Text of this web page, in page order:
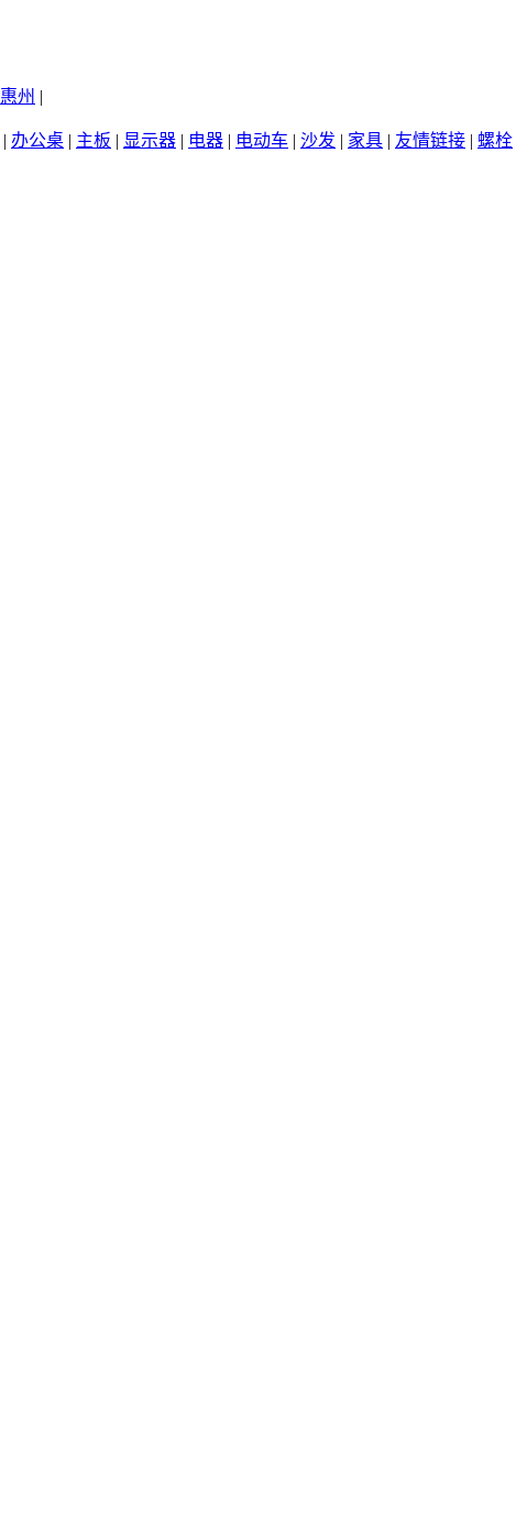
惠州 |
| 办公桌 | 主板 | 显示器 | 电器 | 电动车 | 沙发 | 家具 | 友情链接 | 螺栓